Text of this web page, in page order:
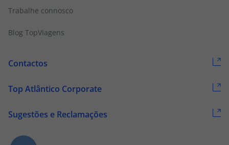
Trabalhe connosco
Blog TopViagens
Contactos
Top Atlântico Corporate
Sugestões e Reclamações